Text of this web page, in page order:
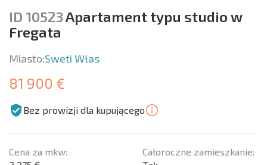
ID 10523Apartament typu studio w
Fregata
Miasto:Sweti Włas
81 900 €
Bez prowizji dla kupującego
Cena za mkw:
Całoroczne zamieszkanie: